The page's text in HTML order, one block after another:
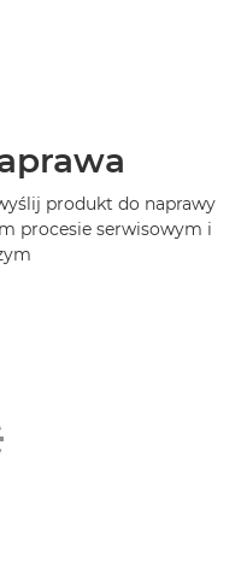
produkt do naprawy
procesie serwisowym i